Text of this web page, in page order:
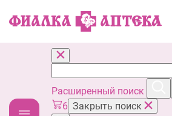
Расширенный поиск
6 Закрыть поиск